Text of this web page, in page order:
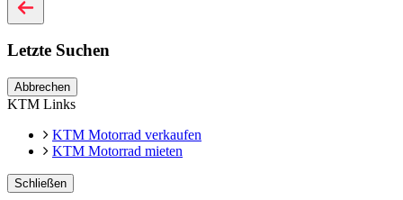
Letzte Suchen
Abbrechen
KTM Links
KTM Motorrad verkaufen
KTM Motorrad mieten
Schließen